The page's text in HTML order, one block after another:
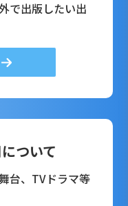
で出版したい出
ついて
台、TVドラマ等